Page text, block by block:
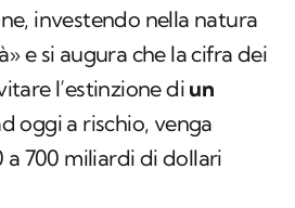
investendo nella natura
e si augura che la cifra dei
l’estinzione di un
oggi a rischio, venga
a 700 miliardi di dollari